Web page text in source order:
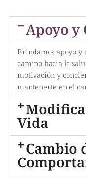
Apoyo y
Brindamos apoyo y
camino hacia la
motivación y
mantenerte en el
Vida
Cambio